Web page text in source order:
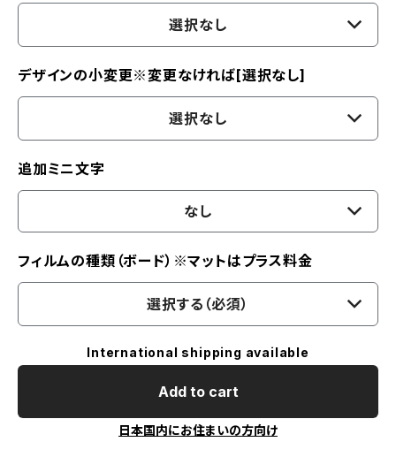
選択なし
デザインの小変更※変更なければ[選択なし]
選択なし
追加ミニ文字
なし
フィルムの種類（ボード）※マットはプラス料金
選択する（必須）
International shipping available
Add to cart
日本国内にお住まいの方向け